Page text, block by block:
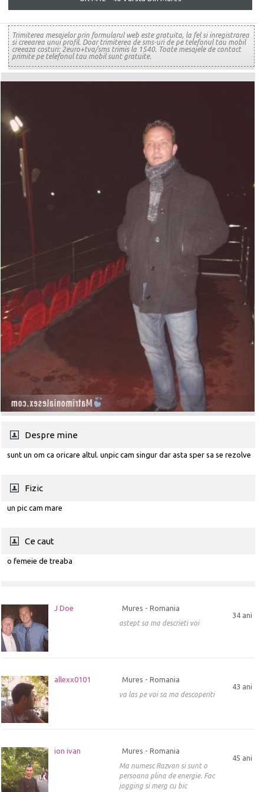
Trimiterea mesajelor prin formularul web este gratuita, la fel si inregistrarea
si creearea unui profil. Doar trimiterea de sms-uri de pe telefonul tau mobil
creeaza costuri: 2euro+tva/sms trimis la 1540. Toate mesajele de contact
primite pe telefonul tau mobil sunt gratuite.
Despre mine
sunt un om ca oricare altul. unpic cam singur dar asta sper sa se rezolve
Fizic
un pic cam mare
Ce caut
o femeie de treaba
J Doe
34 ani
Mures - Romania
astept sa ma descrieti voi
allexx0101
43 ani
Mures - Romania
va las pe voi sa ma descoperiti
ion ivan
45 ani
Mures - Romania
Ma numesc Razvan si sunt o
persoana plina de energie. Fac
jogging si merg cu bic